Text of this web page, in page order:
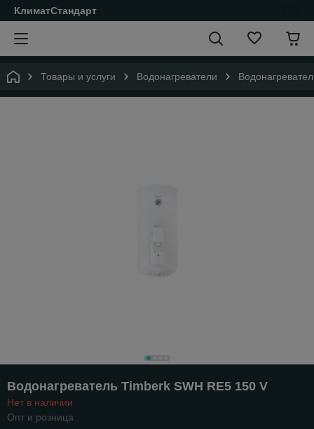
КлиматСтандарт
Товары и услуги Водонагреватели
Водонагреватель Timberk SWH RE5 150 V
Нет в наличии
Опт и розница